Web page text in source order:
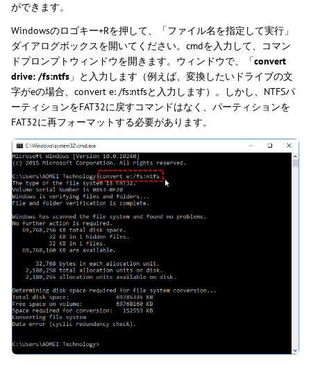
ができます。
Windowsのロゴキー+Rを押して、「ファイル名を指定して実行」
ダイアログボックスを開いてください。cmdを入力して、コマン
ドプロンプトウィンドウを開きます。ウィンドウで、「convert
drive: /fs:ntfs 」と入力します（例えば、変換したいドライブの文
字がeの場合、convert e: /fs:ntfsと入力します）。しかし、NTFSパ
ーティションをFAT32に戻すコマンドはなく、パーティションを
FAT32に再フォーマットする必要があります。